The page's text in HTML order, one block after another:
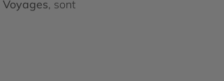
Voyages, sont